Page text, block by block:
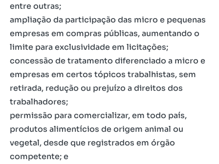
entre outras;
ampliação da participação das micro e pequenas
empresas em compras públicas, aumentando o
limite para exclusividade em licitações;
concessão de tratamento diferenciado a micro e
empresas em certos tópicos trabalhistas, sem
retirada, redução ou prejuízo a direitos dos
trabalhadores;
permissão para comercializar, em todo país,
produtos alimentícios de origem animal ou
vegetal, desde que registrados em órgão
competente; e